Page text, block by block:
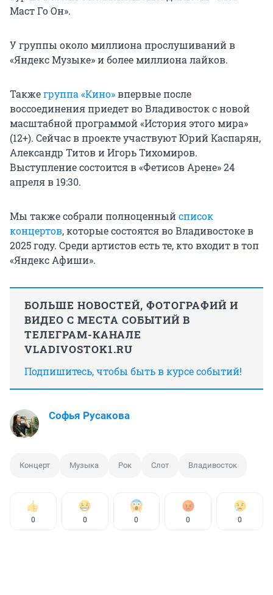
Маст Го Он».
У группы около миллиона прослушиваний в
«Яндекс Музыке» и более миллиона лайков.
Такжегруппа «Кино»впервые после
воссоединения приедет во Владивосток с новой
масштабной программой «История этого мира»
(12+). Сейчас в проекте участвуют Юрий Каспарян,
Александр Титов и Игорь Тихомиров.
Выступление состоится в «Фетисов Арене» 24
апреля в 19:30.
Мы также собрали полноценныйсписок
концертов, которые состоятся во Владивостоке в
2025 году. Среди артистов есть те, кто входит в топ
«Яндекс Афиши».
БОЛЬШЕ НОВОСТЕЙ, ФОТОГРАФИЙ И
ВИДЕО С МЕСТА СОБЫТИЙ В
ТЕЛЕГРАМ-КАНАЛЕ
VLADIVOSTOK1.RU
Подпишитесь, чтобы быть в курсе событий!
Софья Русакова
Концерт Музыка Рок Слот Владивосток
0 0 0 0 0